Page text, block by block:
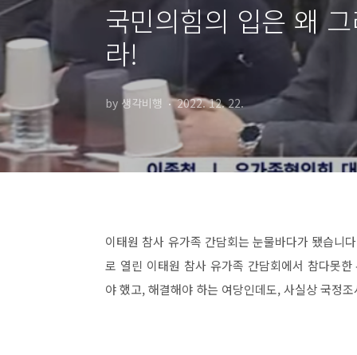
국민의힘의 입은 왜
라!
by 생각비행 2022. 12. 22.
이태원 참사 유가족 간담회는 눈물바다가 됐습니
로 열린 이태원 참사 유가족 간담회에서 참다못
야 했고, 해결해야 하는 여당인데도, 사실상 국정